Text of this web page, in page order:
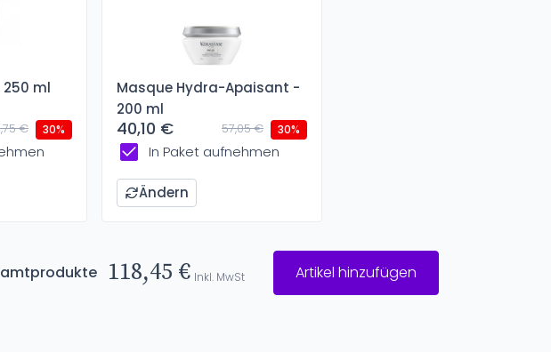
ml
€ 30%
Masque Hydra-Apaisant -
200 ml
40,10 € 57,05 € 30%
In Paket aufnehmen
Ändern
118,45 € Inkl. MwSt Artikel hinzufügen